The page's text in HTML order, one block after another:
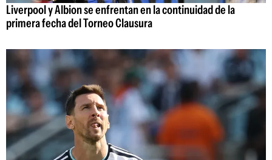
Liverpool y Albion se enfrentan en la continuidad de la
primera fecha del Torneo Clausura